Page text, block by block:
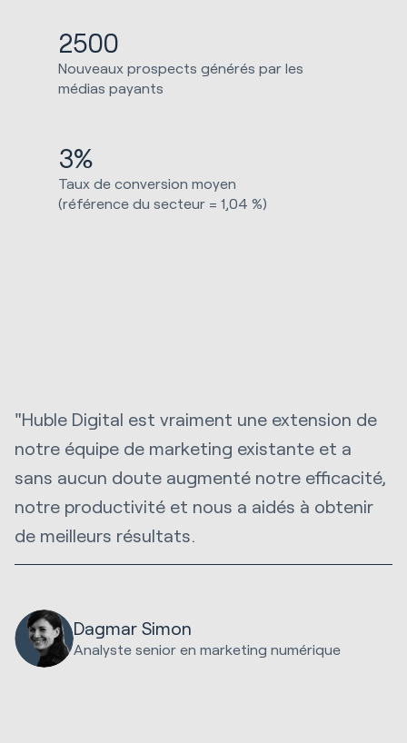
2500
Nouveaux prospects générés par les
médias payants
3%
Taux de conversion moyen
(référence du secteur = 1,04 %)
Dagmar Simon
Analyste senior en marketing numérique
"Huble Digital est vraiment une extension de
notre équipe de marketing existante et a
sans aucun doute augmenté notre efficacité,
notre productivité et nous a aidés à obtenir
de meilleurs résultats.